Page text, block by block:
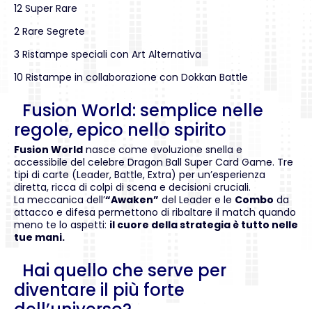
12 Super Rare
2 Rare Segrete
3 Ristampe speciali con Art Alternativa
10 Ristampe in collaborazione con Dokkan Battle
Fusion World: semplice nelle
regole, epico nello spirito
Fusion World nasce come evoluzione snella e
accessibile del celebre Dragon Ball Super Card Game. Tre
tipi di carte (Leader, Battle, Extra) per un’esperienza
diretta, ricca di colpi di scena e decisioni cruciali.
La meccanica dell’“Awaken” del Leader e le Combo da
attacco e difesa permettono di ribaltare il match quando
meno te lo aspetti: il cuore della strategia è tutto nelle
tue mani.
Hai quello che serve per
diventare il più forte